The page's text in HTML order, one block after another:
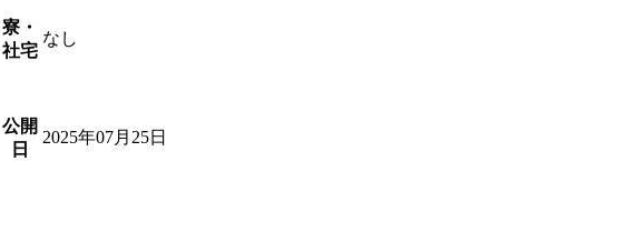
寮・
社宅
なし
公開
日
2025年07月25日